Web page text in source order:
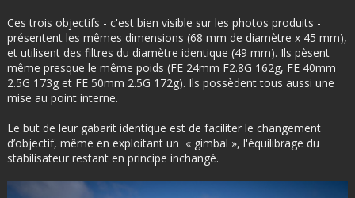
Ces trois objectifs - c'est bien visible sur les photos produits -
présentent les mêmes dimensions (68 mm de diamètre x 45 mm),
et utilisent des filtres du diamètre identique (49 mm). Ils pèsent
même presque le même poids (FE 24mm F2.8G 162g, FE 40mm
2.5G 173g et FE 50mm 2.5G 172g). Ils possèdent tous aussi une
mise au point interne.
Le but de leur gabarit identique est de faciliter le changement
d’objectif, même en exploitant un « gimbal », l'équilibrage du
stabilisateur restant en principe inchangé.